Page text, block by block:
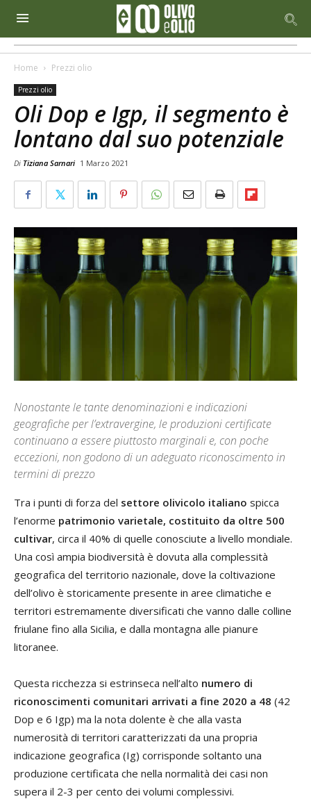
Home Prezzi olio
Prezzi olio
Oli Dop e Igp, il segmento è
lontano dal suo potenziale
Di Tiziana Sarnari 1 Marzo 2021
Nonostante le tante denominazioni e indicazioni
geografiche per l’extravergine, le produzioni certificate
continuano a essere piuttosto marginali e, con poche
eccezioni, non godono di un adeguato riconoscimento in
termini di prezzo
Tra i punti di forza del settore olivicolo italiano spicca
l’enorme patrimonio varietale, costituito da oltre 500
cultivar, circa il 40% di quelle conosciute a livello mondiale.
Una così ampia biodiversità è dovuta alla complessità
geografica del territorio nazionale, dove la coltivazione
dell’olivo è storicamente presente in aree climatiche e
territori estremamente diversificati che vanno dalle colline
friulane fino alla Sicilia, e dalla montagna alle pianure
litoranee.
Questa ricchezza si estrinseca nell’alto numero di
riconoscimenti comunitari arrivati a fine 2020 a 48 (42
Dop e 6 Igp) ma la nota dolente è che alla vasta
numerosità di territori caratterizzati da una propria
indicazione geografica (Ig) corrisponde soltanto una
produzione certificata che nella normalità dei casi non
supera il 2-3 per cento dei volumi complessivi.